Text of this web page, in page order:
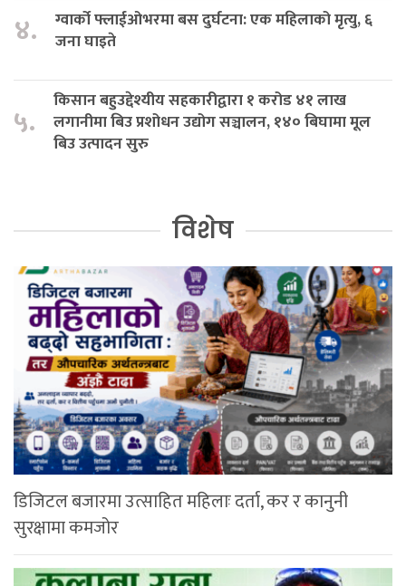
४.
ग्वार्को फ्लाईओभरमा बस दुर्घटना: एक महिलाको मृत्यु, ६
जना घाइते
५.
किसान बहुउद्देश्यीय सहकारीद्वारा १ करोड ४१ लाख
लगानीमा बिउ प्रशोधन उद्योग सञ्चालन, १४० बिघामा मूल
बिउ उत्पादन सुरु
विशेष
डिजिटल बजारमा उत्साहित महिलाः दर्ता, कर र कानुनी
सुरक्षामा कमजोर